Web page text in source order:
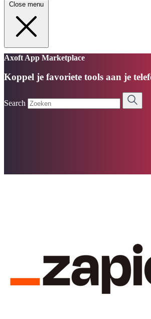
Close menu
Axoft App Marketplace
Koppel je favoriete tools aan je
Search